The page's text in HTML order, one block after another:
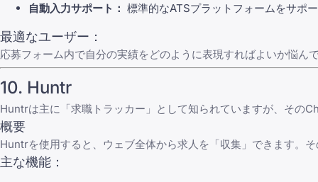
自動入力サポート： 標準的なATSプラットフォームをサポ
最適なユーザー：
応募フォーム内で自分の実績をどのように表現すればよいか悩
10. Huntr
Huntrは主に「求職トラッカー」として知られていますが、その
概要
Huntrを使用すると、ウェブ全体から求人を「収集」できます。
主な機能：